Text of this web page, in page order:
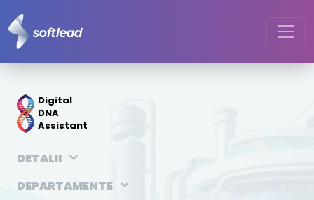
Digital
DNA
Assistant
DETALII
DEPARTAMENTE